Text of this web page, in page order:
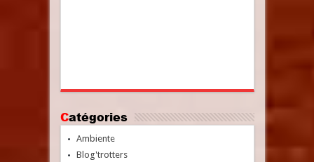
Catégories
Ambiente
Blog'trotters